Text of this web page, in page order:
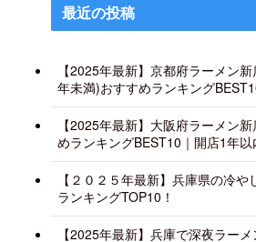
最近の投稿
【2025年最新】京都府ラーメン
年未満)おすすめランキング
【2025年最新】大阪府ラーメン
めランキングBEST10｜開店1年以
【２０２５年最新】兵庫県の冷や
ランキングTOP10！
【2025年最新】兵庫で深夜ラー